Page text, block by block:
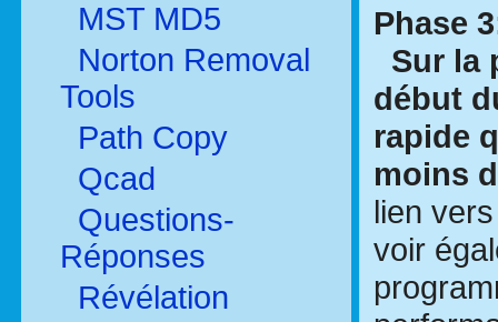
MST MD5
Norton Removal
Tools
Path Copy
Qcad
Questions-
Réponses
Révélation
Phase
Sur la
début
rapide
moins
lien
voir